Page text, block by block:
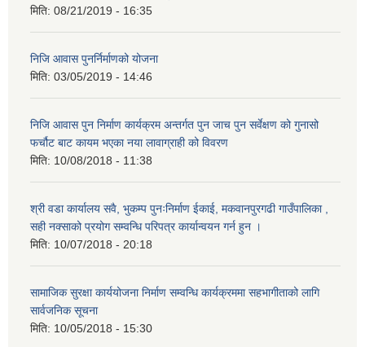
मिति: 08/21/2019 - 16:35
निजि आवास पुनर्निर्माणको योजना
मिति: 03/05/2019 - 14:46
निजि आवास पुन निर्माण कार्यक्रम अन्तर्गत पुन जाच पुन सर्वेक्षण को गुनासो
फर्चौट बाट कायम भएका नया लावाग्राही को विवरण
मिति: 10/08/2018 - 11:38
श्री वडा कार्यालय सवै, भुकम्प पुनःनिर्माण ईकाई, मकवानपुरगढी गाउँपालिका ,
सही नक्साको प्रयोग सम्वन्धि परिपत्र कार्यान्वयन गर्न हुन ।
मिति: 10/07/2018 - 20:18
सामाजिक सुरक्षा कार्ययोजना निर्माण सम्वन्धि कार्यक्रममा सहभागीताको लागि
सार्वजनिक सूचना
मिति: 10/05/2018 - 15:30